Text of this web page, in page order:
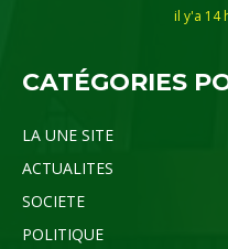
il y'a 14
CATÉGORIES
LA UNE SITE
ACTUALITES
SOCIETE
POLITIQUE